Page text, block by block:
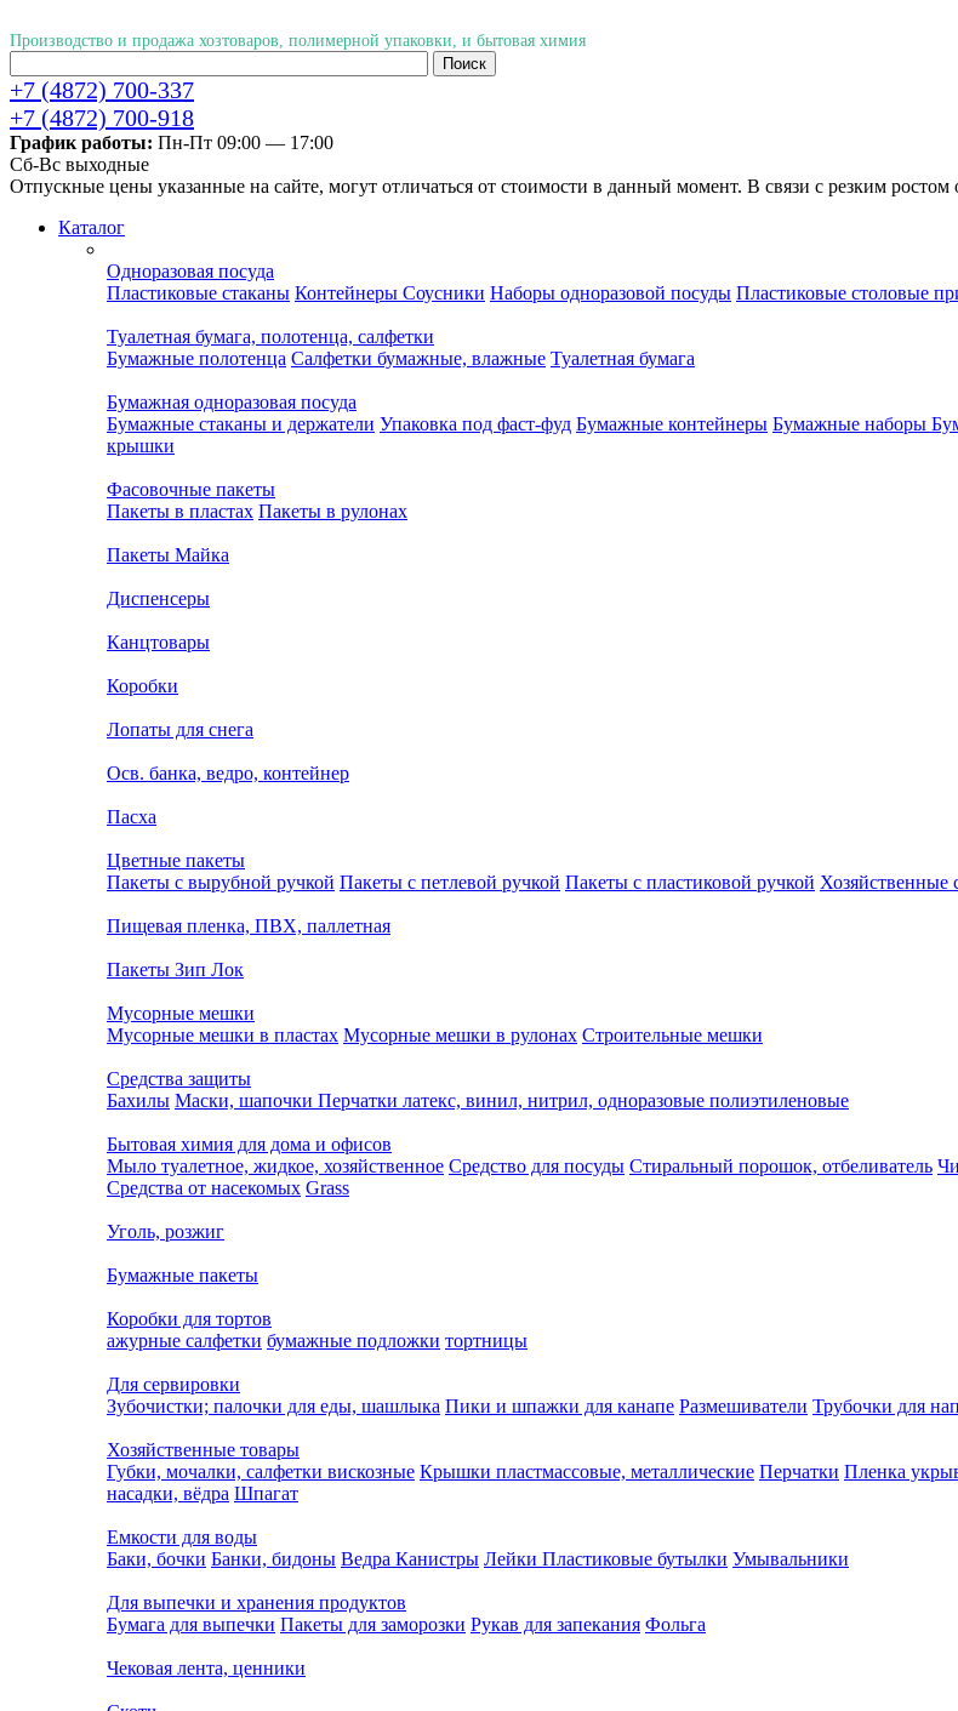
Производство и продажа хозтоваров, полимерной упаковки, и бытовая химия
+7 (4872) 700-337
+7 (4872) 700-918
График работы: Пн-Пт 09:00 — 17:00
Cб-Вс выходные
Отпускные цены указанные на сайте, могут отличаться от стоимости в данный момент. В связи с резким
Каталог
Одноразовая посуда
Пластиковые стаканы Контейнеры Соусники Наборы одноразовой посуды Пластиковые столовые
Туалетная бумага, полотенца, салфетки
Бумажные полотенца Салфетки бумажные, влажные Туалетная бумага
Бумажная одноразовая посуда
Бумажные стаканы и держатели Упаковка под фаст-фуд Бумажные контейнеры Бумажные наборы
крышки
Фасовочные пакеты
Пакеты в пластах Пакеты в рулонах
Пакеты Майка
Диспенсеры
Канцтовары
Коробки
Лопаты для снега
Осв. банка, ведро, контейнер
Пасха
Цветные пакеты
Пакеты с вырубной ручкой Пакеты с петлевой ручкой Пакеты с пластиковой ручкой Хозяйственные
Пищевая пленка, ПВХ, паллетная
Пакеты Зип Лок
Мусорные мешки
Мусорные мешки в пластах Мусорные мешки в рулонах Строительные мешки
Средства защиты
Бахилы Маски, шапочки Перчатки латекс, винил, нитрил, одноразовые полиэтиленовые
Бытовая химия для дома и офисов
Мыло туалетное, жидкое, хозяйственное Средство для посуды Стиральный порошок, отбеливатель
Средства от насекомых Grass
Уголь, розжиг
Бумажные пакеты
Коробки для тортов
ажурные салфетки бумажные подложки тортницы
Для сервировки
Зубочистки; палочки для еды, шашлыка Пики и шпажки для канапе Размешиватели Трубочки для
Хозяйственные товары
Губки, мочалки, салфетки вискозные Крышки пластмассовые, металлические Перчатки Пленка
насадки, вёдра Шпагат
Емкости для воды
Баки, бочки Банки, бидоны Ведра Канистры Лейки Пластиковые бутылки Умывальники
Для выпечки и хранения продуктов
Бумага для выпечки Пакеты для заморозки Рукав для запекания Фольга
Чековая лента, ценники